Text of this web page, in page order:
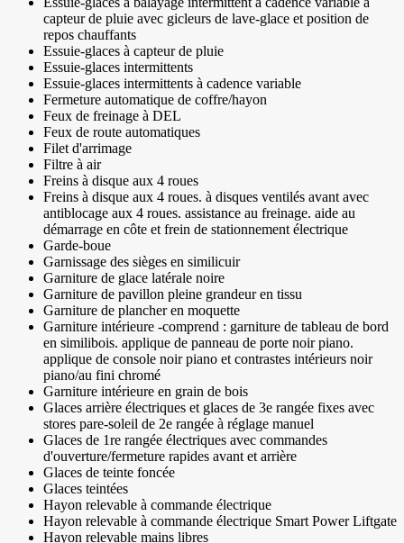
capteur de pluie avec gicleurs de lave-glace et position de
repos chauffants
Essuie-glaces à capteur de pluie
Essuie-glaces intermittents
Essuie-glaces intermittents à cadence variable
Fermeture automatique de coffre/hayon
Feux de freinage à DEL
Feux de route automatiques
Filet d'arrimage
Filtre à air
Freins à disque aux 4 roues
Freins à disque aux 4 roues. à disques ventilés avant avec
antiblocage aux 4 roues. assistance au freinage. aide au
démarrage en côte et frein de stationnement électrique
Garde-boue
Garnissage des sièges en similicuir
Garniture de glace latérale noire
Garniture de pavillon pleine grandeur en tissu
Garniture de plancher en moquette
Garniture intérieure -comprend : garniture de tableau de bord
en similibois. applique de panneau de porte noir piano.
applique de console noir piano et contrastes intérieurs noir
piano/au fini chromé
Garniture intérieure en grain de bois
Glaces arrière électriques et glaces de 3e rangée fixes avec
stores pare-soleil de 2e rangée à réglage manuel
Glaces de 1re rangée électriques avec commandes
d'ouverture/fermeture rapides avant et arrière
Glaces de teinte foncée
Glaces teintées
Hayon relevable à commande électrique
Hayon relevable à commande électrique Smart Power Liftgate
Hayon relevable mains libres